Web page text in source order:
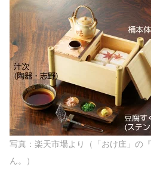
写真：楽天市場より（「おけ庄」の
ん。）